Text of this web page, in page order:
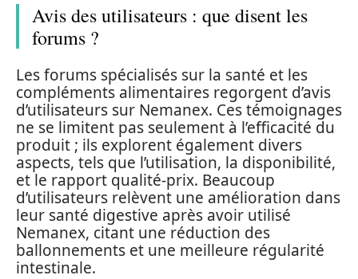
Avis des utilisateurs : que disent les
forums ?
Les forums spécialisés sur la santé et les
compléments alimentaires regorgent d’avis
d’utilisateurs sur Nemanex. Ces témoignages
ne se limitent pas seulement à l’efficacité du
produit ; ils explorent également divers
aspects, tels que l’utilisation, la disponibilité,
et le rapport qualité-prix. Beaucoup
d’utilisateurs relèvent une amélioration dans
leur santé digestive après avoir utilisé
Nemanex, citant une réduction des
ballonnements et une meilleure régularité
intestinale.